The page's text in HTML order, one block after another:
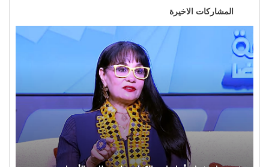
المشاركات الاخيرة
(محمد حماقي) يفتتح صيفه الغنائي من (سعادة ساحل)